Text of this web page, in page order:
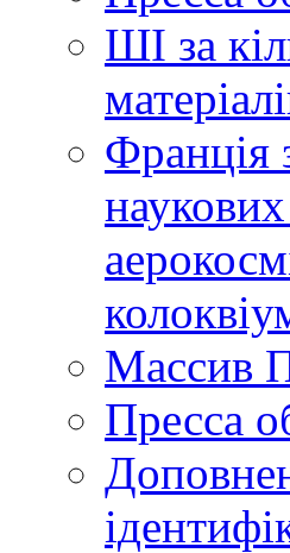
ШІ за
Франція
Массив
Пресса